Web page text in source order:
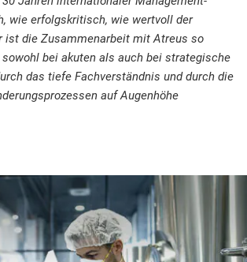
wie erfolgskritisch, wie wertvoll der
ist die Zusammenarbeit mit Atreus so
bei akuten als auch bei strategische
das tiefe Fachverständnis und durch die
auf Augenhöhe